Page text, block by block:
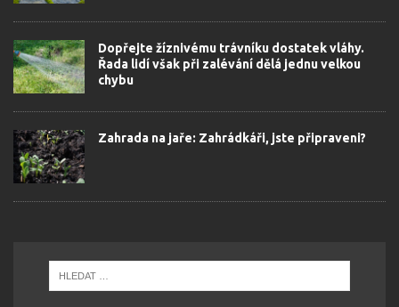
Dopřejte žíznivému trávníku dostatek vláhy.
Řada lidí však při zalévání dělá jednu velkou
chybu
Zahrada na jaře: Zahrádkáři, jste připraveni?